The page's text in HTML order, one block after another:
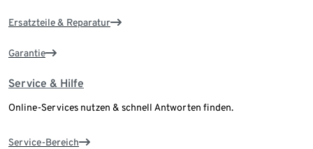
Ersatzteile & Reparatur
Garantie
Service & Hilfe
Online-Services nutzen & schnell Antworten finden.
Service-Bereich